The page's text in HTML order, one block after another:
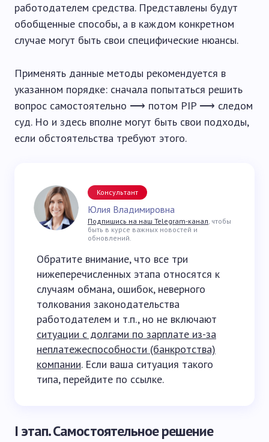
работодателем средства. Представлены будут
обобщенные способы, а в каждом конкретном
случае могут быть свои специфические нюансы.
Применять данные методы рекомендуется в
указанном порядке: сначала попытаться решить
вопрос самостоятельно ⟶ потом PIP ⟶ следом
суд. Но и здесь вполне могут быть свои подходы,
если обстоятельства требуют этого.
Консультант
Юлия Владимировна
Подпишись на наш Telegram-канал, чтобы
быть в курсе важных новостей и
обновлений.
Обратите внимание, что все три
нижеперечисленных этапа относятся к
случаям обмана, ошибок, неверного
толкования законодательства
работодателем и т.п., но не включают
ситуации с долгами по зарплате из-за
неплатежеспособности (банкротства)
компании. Если ваша ситуация такого
типа, перейдите по ссылке.
I этап. Самостоятельное решение